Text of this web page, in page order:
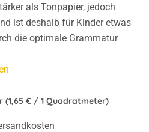
als Tonpapier, jedoch
ist deshalb für Kinder etwas
die optimale Grammatur
(1,65 € / 1 Quadratmeter)